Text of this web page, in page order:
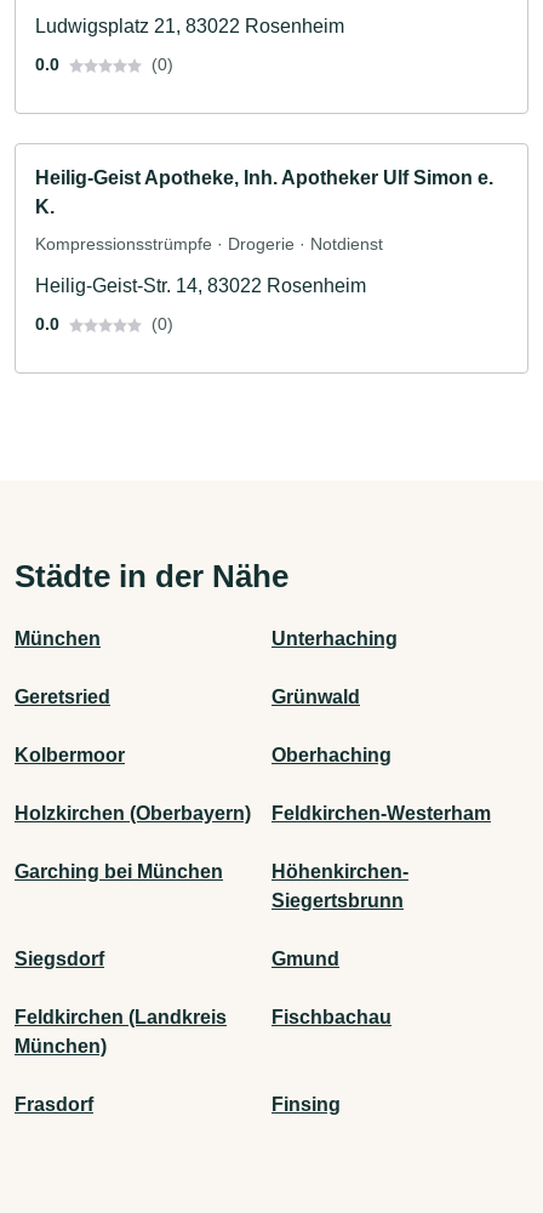
Ludwigsplatz 21, 83022 Rosenheim
0.0 (0)
Heilig-Geist Apotheke, Inh. Apotheker Ulf Simon e.
K.
Kompressionsstrümpfe · Drogerie · Notdienst
Heilig-Geist-Str. 14, 83022 Rosenheim
0.0 (0)
Städte in der Nähe
München Unterhaching
Geretsried Grünwald
Kolbermoor Oberhaching
Holzkirchen (Oberbayern) Feldkirchen-Westerham
Garching bei München
Höhenkirchen-
Siegertsbrunn
Siegsdorf Gmund
Feldkirchen (Landkreis
München)
Fischbachau
Frasdorf Finsing